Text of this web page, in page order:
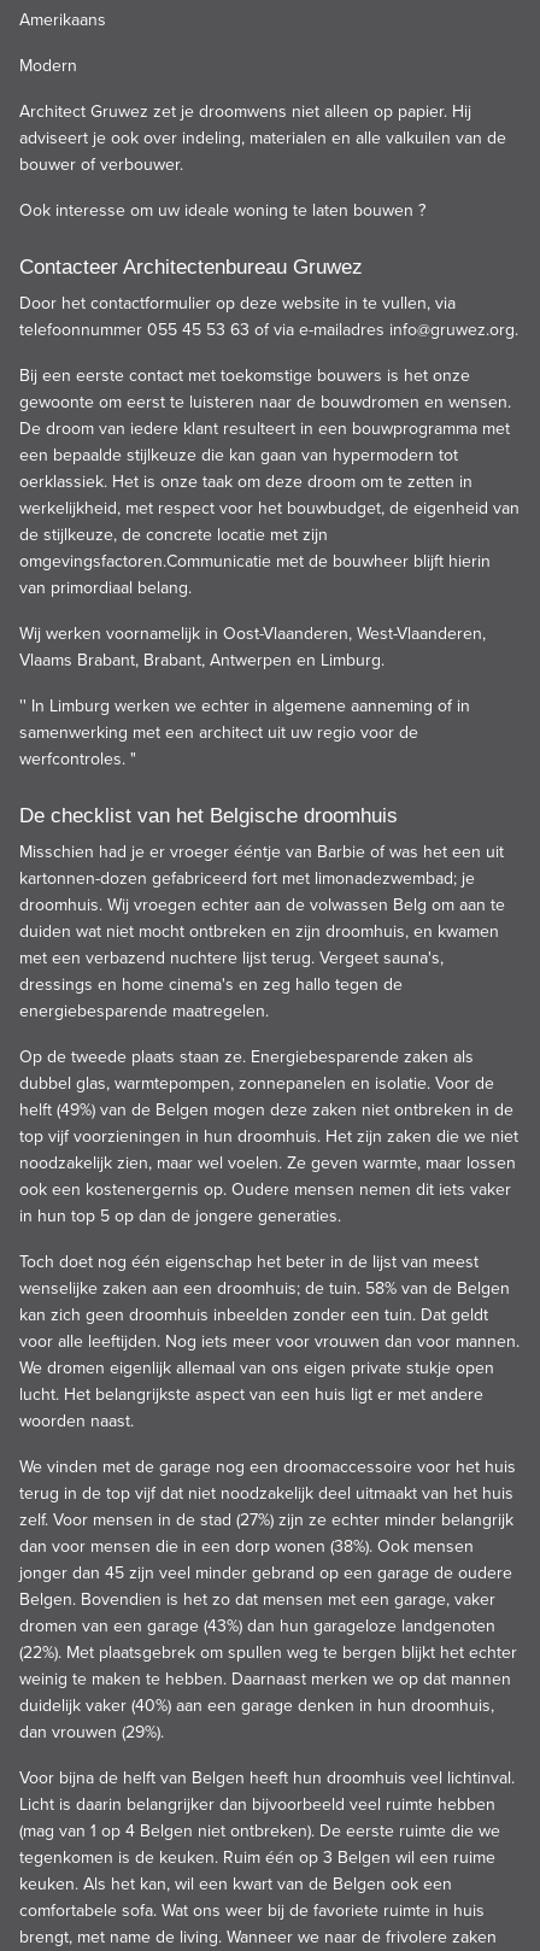
Amerikaans
Modern
Architect Gruwez zet je droomwens niet alleen op papier. Hij
adviseert je ook over indeling, materialen en alle valkuilen van de
bouwer of verbouwer.
Ook interesse om uw ideale woning te laten bouwen ?
Contacteer Architectenbureau Gruwez
Door het contactformulier op deze website in te vullen, via
telefoonnummer 055 45 53 63 of via e-mailadres info@gruwez.org.
Bij een eerste contact met toekomstige bouwers is het onze
gewoonte om eerst te luisteren naar de bouwdromen en wensen.
De droom van iedere klant resulteert in een bouwprogramma met
een bepaalde stijlkeuze die kan gaan van hypermodern tot
oerklassiek. Het is onze taak om deze droom om te zetten in
werkelijkheid, met respect voor het bouwbudget, de eigenheid van
de stijlkeuze, de concrete locatie met zijn
omgevingsfactoren.Communicatie met de bouwheer blijft hierin
van primordiaal belang.
Wij werken voornamelijk in Oost-Vlaanderen, West-Vlaanderen,
Vlaams Brabant, Brabant, Antwerpen en Limburg.
'' In Limburg werken we echter in algemene aanneming of in
samenwerking met een architect uit uw regio voor de
werfcontroles. "
De checklist van het Belgische droomhuis
Misschien had je er vroeger ééntje van Barbie of was het een uit
kartonnen-dozen gefabriceerd fort met limonadezwembad; je
droomhuis. Wij vroegen echter aan de volwassen Belg om aan te
duiden wat niet mocht ontbreken en zijn droomhuis, en kwamen
met een verbazend nuchtere lijst terug. Vergeet sauna's,
dressings en home cinema's en zeg hallo tegen de
energiebesparende maatregelen.
Op de tweede plaats staan ze. Energiebesparende zaken als
dubbel glas, warmtepompen, zonnepanelen en isolatie. Voor de
helft (49%) van de Belgen mogen deze zaken niet ontbreken in de
top vijf voorzieningen in hun droomhuis. Het zijn zaken die we niet
noodzakelijk zien, maar wel voelen. Ze geven warmte, maar lossen
ook een kostenergernis op. Oudere mensen nemen dit iets vaker
in hun top 5 op dan de jongere generaties.
Toch doet nog één eigenschap het beter in de lijst van meest
wenselijke zaken aan een droomhuis; de tuin. 58% van de Belgen
kan zich geen droomhuis inbeelden zonder een tuin. Dat geldt
voor alle leeftijden. Nog iets meer voor vrouwen dan voor mannen.
We dromen eigenlijk allemaal van ons eigen private stukje open
lucht. Het belangrijkste aspect van een huis ligt er met andere
woorden naast.
We vinden met de garage nog een droomaccessoire voor het huis
terug in de top vijf dat niet noodzakelijk deel uitmaakt van het huis
zelf. Voor mensen in de stad (27%) zijn ze echter minder belangrijk
dan voor mensen die in een dorp wonen (38%). Ook mensen
jonger dan 45 zijn veel minder gebrand op een garage de oudere
Belgen. Bovendien is het zo dat mensen met een garage, vaker
dromen van een garage (43%) dan hun garageloze landgenoten
(22%). Met plaatsgebrek om spullen weg te bergen blijkt het echter
weinig te maken te hebben. Daarnaast merken we op dat mannen
duidelijk vaker (40%) aan een garage denken in hun droomhuis,
dan vrouwen (29%).
Voor bijna de helft van Belgen heeft hun droomhuis veel lichtinval.
Licht is daarin belangrijker dan bijvoorbeeld veel ruimte hebben
(mag van 1 op 4 Belgen niet ontbreken). De eerste ruimte die we
tegenkomen is de keuken. Ruim één op 3 Belgen wil een ruime
keuken. Als het kan, wil een kwart van de Belgen ook een
comfortabele sofa. Wat ons weer bij de favoriete ruimte in huis
brengt, met name de living. Wanneer we naar de frivolere zaken